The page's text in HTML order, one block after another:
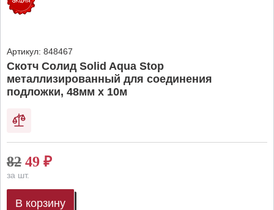
Артикул: 848467
Скотч Солид Solid Aqua Stop
металлизированный для соединения
подложки, 48мм х 10м
82 49 ₽
за шт.
В корзину